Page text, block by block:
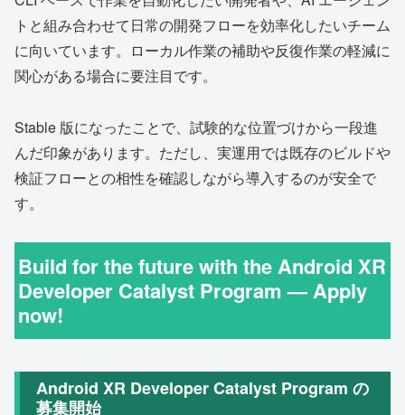
トと組み合わせて日常の開発フローを効率化したいチーム
に向いています。ローカル作業の補助や反復作業の軽減に
関心がある場合に要注目です。
Stable 版になったことで、試験的な位置づけから一段進
んだ印象があります。ただし、実運用では既存のビルドや
検証フローとの相性を確認しながら導入するのが安全で
す。
Build for the future with the Android XR
Developer Catalyst Program — Apply
now!
Android XR Developer Catalyst Program の
募集開始